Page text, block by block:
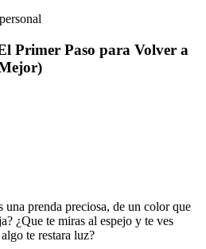
Primer Paso para Volver a
una prenda preciosa, de un color que
¿Que te miras al espejo y te ves
te restara luz?